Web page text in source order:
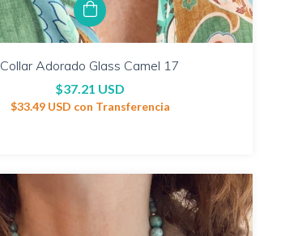
Collar Adorado Glass Camel 17
$37.21 USD
$33.49 USD con Transferencia